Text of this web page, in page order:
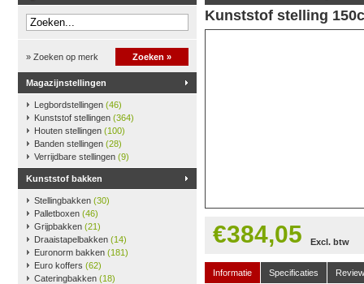
» Zoeken op merk Zoeken »
Magazijnstellingen
Legbordstellingen (46)
Kunststof stellingen (364)
Houten stellingen (100)
Banden stellingen (28)
Verrijdbare stellingen (9)
Kunststof bakken
Stellingbakken (30)
Palletboxen (46)
Grijpbakken (21)
Draaistapelbakken (14)
Euronorm bakken (181)
Euro koffers (62)
Cateringbakken (18)
Kunststof stelling
€384,05 Excl. btw
Informatie Specificaties